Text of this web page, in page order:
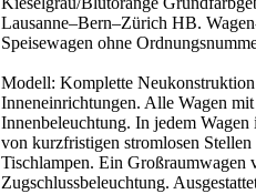
Lausanne–Bern–Zürich HB.
Speisewagen ohne
Modell: Komplette
Inneneinrichtungen. Alle Wagen
Innenbeleuchtung. In jedem
von kurzfristigen stromlosen
Tischlampen. Ein Großraumwagen
Zugschlussbeleuchtung.